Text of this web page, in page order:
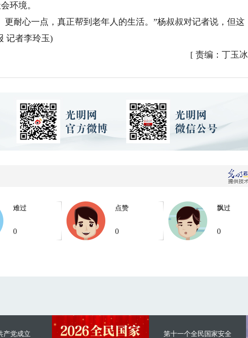
环境。
耐心一点，真正帮到老年人的生活。”杨叔叔对记者说，但这
记者李玲玉)
[ 责编：丁玉冰
难过
0
点赞
0
飘过
0
产党成立
第十一个全民国家安全